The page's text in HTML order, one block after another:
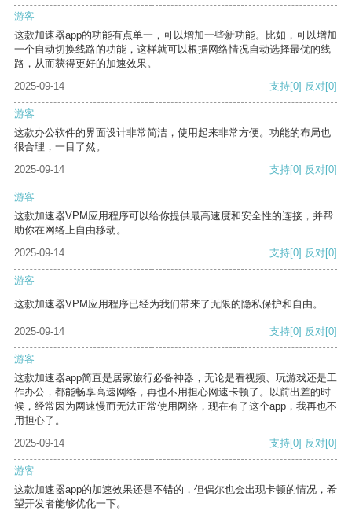
游客
这款加速器app的功能有点单一，可以增加一些新功能。比如，可以增加
一个自动切换线路的功能，这样就可以根据网络情况自动选择最优的线
路，从而获得更好的加速效果。
2025-09-14
支持[0] 反对[0]
游客
这款办公软件的界面设计非常简洁，使用起来非常方便。功能的布局也
很合理，一目了然。
2025-09-14
支持[0] 反对[0]
游客
这款加速器VPM应用程序可以给你提供最高速度和安全性的连接，并帮
助你在网络上自由移动。
2025-09-14
支持[0] 反对[0]
游客
这款加速器VPM应用程序已经为我们带来了无限的隐私保护和自由。
2025-09-14 支持[0] 反对[0]
游客
这款加速器app简直是居家旅行必备神器，无论是看视频、玩游戏还是工
作办公，都能畅享高速网络，再也不用担心网速卡顿了。以前出差的时
候，经常因为网速慢而无法正常使用网络，现在有了这个app，我再也不
用担心了。
2025-09-14
支持[0] 反对[0]
游客
这款加速器app的加速效果还是不错的，但偶尔也会出现卡顿的情况，希
望开发者能够优化一下。